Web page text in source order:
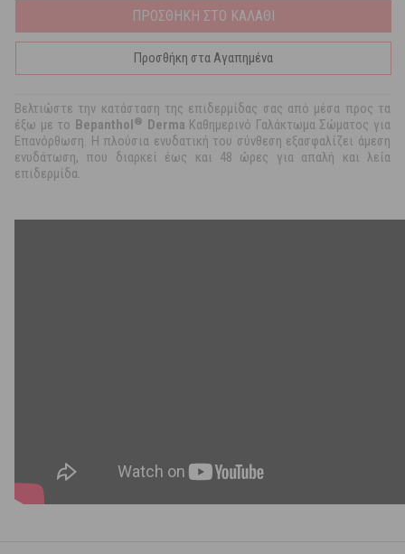
ΠΡΟΣΘΗΚΗ ΣΤΟ ΚΑΛΑΘΙ
Προσθήκη στα Αγαπημένα
Βελτιώστε την κατάσταση της επιδερμίδας σας από μέσα προς τα
έξω με το Bepanthol® Derma Καθημερινό Γαλάκτωμα Σώματος για
Επανόρθωση. Η πλούσια ενυδατική του σύνθεση εξασφαλίζει άμεση
ενυδάτωση, που διαρκεί έως και 48 ώρες για απαλή και λεία
επιδερμίδα.